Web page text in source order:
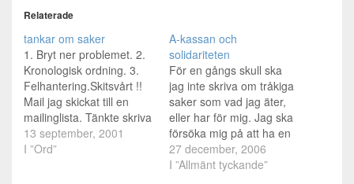
Relaterade
tankar om saker
1. Bryt ner problemet. 2.
Kronologisk ordning. 3.
Felhantering.Skitsvårt !!
Mail jag skickat till en
mailinglista. Tänkte skriva
ett lååångt brev där jag
ska försöka sammanfatta
13 september, 2001
I ”Ord”
A-kassan och
solidariteten
För en gångs skull ska
jag inte skriva om tråkiga
saker som vad jag äter,
eller har för mig. Jag ska
försöka mig på att ha en
åsikt eller iallafall få fram
vad jag har för tankar om
27 december, 2006
I ”Allmänt tyckande”